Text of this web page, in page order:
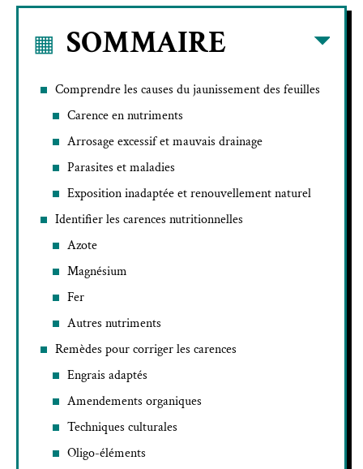
SOMMAIRE
Comprendre les causes du jaunissement des feuilles
Carence en nutriments
Arrosage excessif et mauvais drainage
Parasites et maladies
Exposition inadaptée et renouvellement naturel
Identifier les carences nutritionnelles
Azote
Magnésium
Fer
Autres nutriments
Remèdes pour corriger les carences
Engrais adaptés
Amendements organiques
Techniques culturales
Oligo-éléments